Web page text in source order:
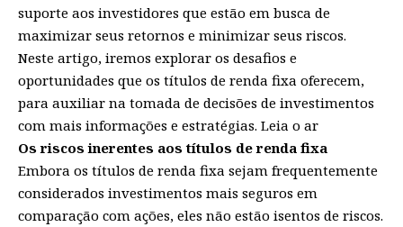
suporte aos investidores que estão em busca de
maximizar seus retornos e minimizar seus riscos.
Neste artigo, iremos explorar os desafios e
oportunidades que os títulos de renda fixa oferecem,
para auxiliar na tomada de decisões de investimentos
com mais informações e estratégias. Leia o ar
Os riscos inerentes aos títulos de renda fixa
Embora os títulos de renda fixa sejam frequentemente
considerados investimentos mais seguros em
comparação com ações, eles não estão isentos de riscos.